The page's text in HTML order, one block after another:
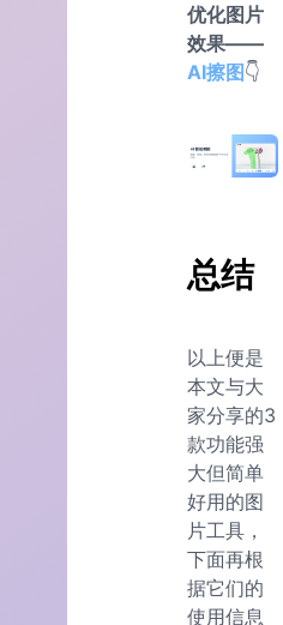
优化图片
效果——
AI擦图👇
总结
以上便是
本文与大
家分享的3
款功能强
大但简单
好用的图
片工具，
下面再根
据它们的
使用信息